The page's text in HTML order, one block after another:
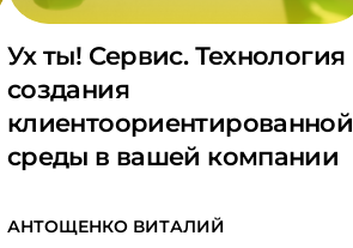
Ух ты! Сервис. Технология
создания
клиентоориентированной
среды в вашей компании
АНТОЩЕНКО ВИТАЛИЙ